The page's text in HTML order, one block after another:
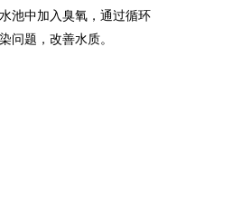
池中加入臭氧，通过循环
问题，改善水质。